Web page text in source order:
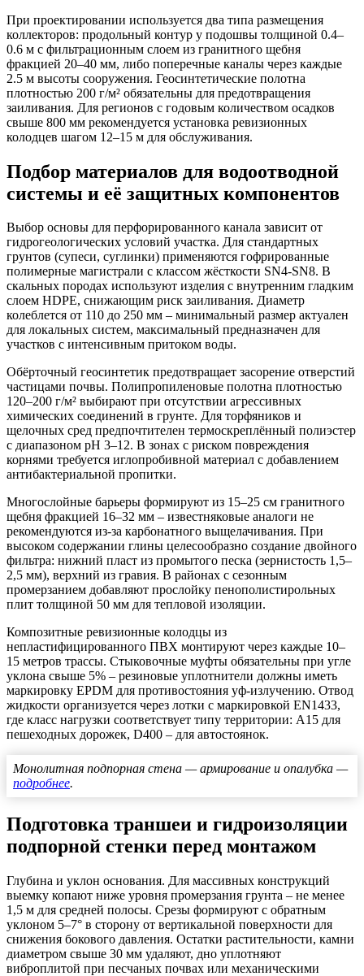
При проектировании используется два типа размещения
коллекторов: продольный контур у подошвы толщиной 0.4–
0.6 м с фильтрационным слоем из гранитного щебня
фракцией 20–40 мм, либо поперечные каналы через каждые
2.5 м высоты сооружения. Геосинтетические полотна
плотностью 200 г/м² обязательны для предотвращения
заиливания. Для регионов с годовым количеством осадков
свыше 800 мм рекомендуется установка ревизионных
колодцев шагом 12–15 м для обслуживания.
Подбор материалов для водоотводной
системы и её защитных компонентов
Выбор основы для перфорированного канала зависит от
гидрогеологических условий участка. Для стандартных
грунтов (супеси, суглинки) применяются гофрированные
полимерные магистрали с классом жёсткости SN4-SN8. В
скальных породах используют изделия с внутренним гладким
слоем HDPE, снижающим риск заиливания. Диаметр
колеблется от 110 до 250 мм – минимальный размер актуален
для локальных систем, максимальный предназначен для
участков с интенсивным притоком воды.
Обёрточный геосинтетик предотвращает засорение отверстий
частицами почвы. Полипропиленовые полотна плотностью
120–200 г/м² выбирают при отсутствии агрессивных
химических соединений в грунте. Для торфяников и
щелочных сред предпочтителен термоскреплённый полиэстер
с диапазоном pH 3–12. В зонах с риском повреждения
корнями требуется иглопробивной материал с добавлением
антибактериальной пропитки.
Многослойные барьеры формируют из 15–25 см гранитного
щебня фракцией 16–32 мм – известняковые аналоги не
рекомендуются из-за карбонатного выщелачивания. При
высоком содержании глины целесообразно создание двойного
фильтра: нижний пласт из промытого песка (зернистость 1,5–
2,5 мм), верхний из гравия. В районах с сезонным
промерзанием добавляют прослойку пенополистирольных
плит толщиной 50 мм для тепловой изоляции.
Композитные ревизионные колодцы из
непластифицированного ПВХ монтируют через каждые 10–
15 метров трассы. Стыковочные муфты обязательны при угле
уклона свыше 5% – резиновые уплотнители должны иметь
маркировку EPDM для противостояния уф-излучению. Отвод
жидкости организуется через лотки с маркировкой EN1433,
где класс нагрузки соответствует типу территории: A15 для
пешеходных дорожек, D400 – для автостоянок.
Монолитная подпорная стена — армирование и опалубка —
подробнее.
Подготовка траншеи и гидроизоляции
подпорной стенки перед монтажом
Глубина и уклон основания. Для массивных конструкций
выемку копают ниже уровня промерзания грунта – не менее
1,5 м для средней полосы. Срезы формируют с обратным
уклоном 5–7° в сторону от вертикальной поверхности для
снижения бокового давления. Остатки растительности, камни
диаметром свыше 30 мм удаляют, дно уплотняют
виброплитой при песчаных почвах или механическими